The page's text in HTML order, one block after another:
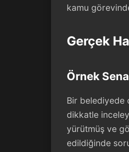
kamu
Gerçek
Örnek
Bir belediyede
dikkatle
yürütmüş ve
edildiğinde